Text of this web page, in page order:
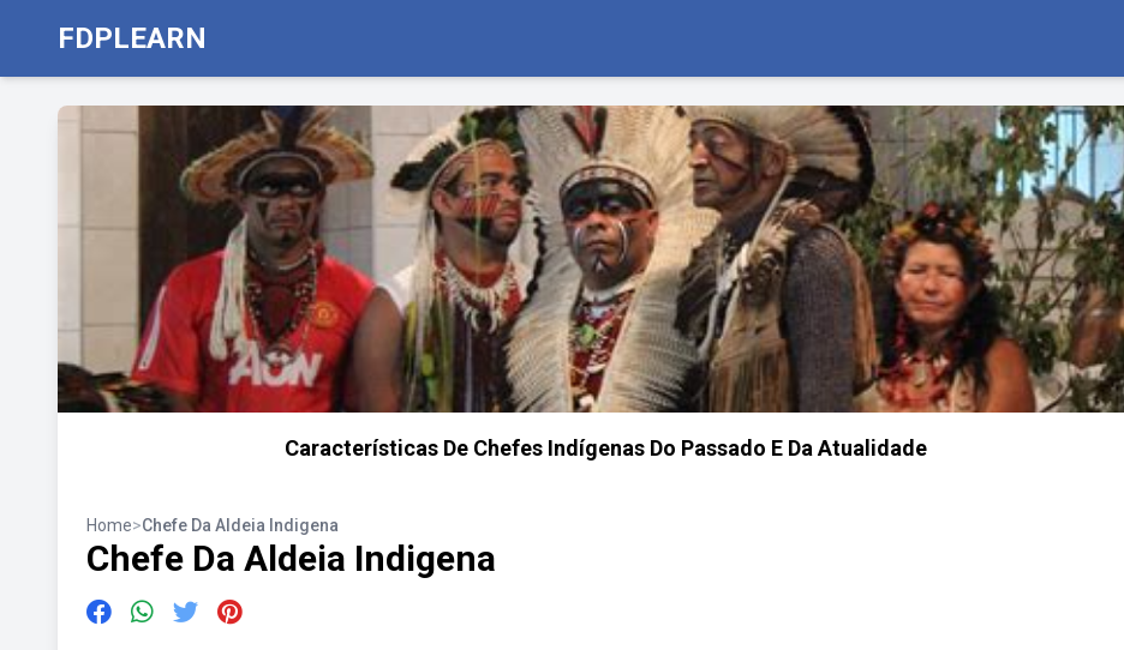
FDPLEARN
Características De Chefes Indígenas Do Passado E Da Atualidade
Home>Chefe Da Aldeia Indigena
Chefe Da Aldeia Indigena